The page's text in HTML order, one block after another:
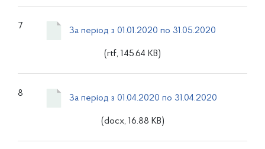
7 За період з 01.01.2020 по 31.05.2020
(rtf, 145.64 KB)
8 За період з 01.04.2020 по 31.04.2020
(docx, 16.88 KB)